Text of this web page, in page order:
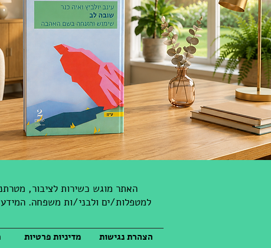
האתר מוגש כשירות לציבור,
למטפלות/ים ולבני/ות משפחה. המידע
מדיניות פרטיות הצהרת נגישות